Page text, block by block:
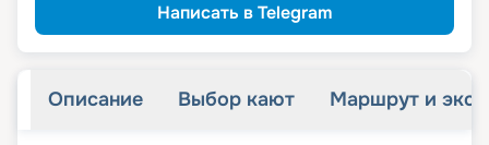
Написать в Telegram
Описание Выбор кают Маршрут и